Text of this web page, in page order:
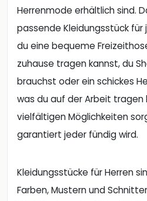
Herrenmode erhältlich sind.
passende Kleidungsstück für
du eine bequeme
zuhause tragen kannst, du
brauchst oder ein schickes
was du auf der Arbeit tragen
vielfältigen Möglichkeiten
garantiert jeder fündig wird.
Kleidungsstücke für Herren
Farben, Mustern und